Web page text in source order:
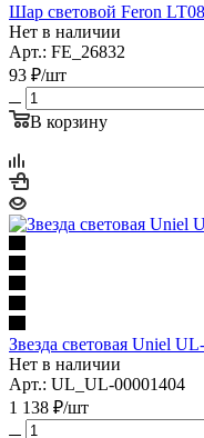
Шар световой Feron
Нет в наличии
Арт.: FE_26832
93 ₽/шт
В корзину
Звезда световая Uniel
Нет в наличии
Арт.: UL_UL-00001404
1 138 ₽/шт